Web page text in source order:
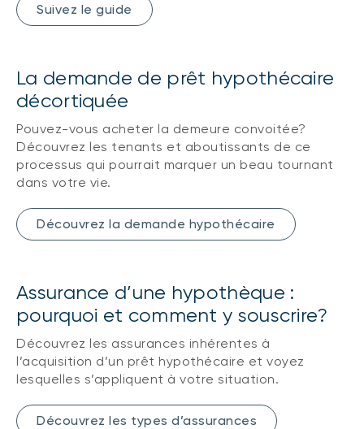
Suivez le guide
La demande de prêt hypothécaire
décortiquée
Pouvez-vous acheter la demeure convoitée?
Découvrez les tenants et aboutissants de ce
processus qui pourrait marquer un beau tournant
dans votre vie.
Découvrez la demande hypothécaire
Assurance d’une hypothèque :
pourquoi et comment y souscrire?
Découvrez les assurances inhérentes à
l’acquisition d’un prêt hypothécaire et voyez
lesquelles s’appliquent à votre situation.
Découvrez les types d’assurances